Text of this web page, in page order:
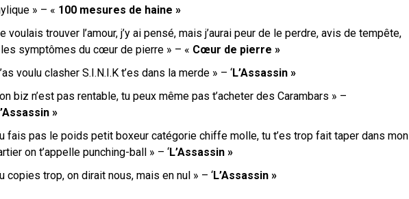
» – « 100 mesures de haine »
voulais trouver l’amour, j’y ai pensé, mais j’aurai peur de le perdre, avis de tempête,
les symptômes du cœur de pierre » – « Cœur de pierre »
voulu clasher S.I.N.I.K t’es dans la merde » – ‘L’Assassin »
biz n’est pas rentable, tu peux même pas t’acheter des Carambars » –
»
fais pas le poids petit boxeur catégorie chiffe molle, tu t’es trop fait taper dans mon
on t’appelle punching-ball » – ‘L’Assassin »
copies trop, on dirait nous, mais en nul » – ‘L’Assassin »